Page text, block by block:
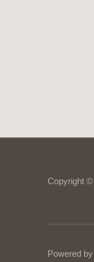
Copyright ©
Powered by